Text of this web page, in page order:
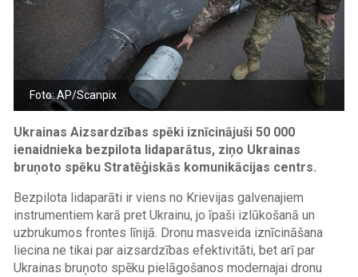
Foto: AP/Scanpix
Ukrainas Aizsardzības spēki iznīcinājuši 50 000
ienaidnieka bezpilota lidaparātus, ziņo Ukrainas
bruņoto spēku Stratēģiskās komunikācijas centrs.
Bezpilota lidaparāti ir viens no Krievijas galvenajiem
instrumentiem karā pret Ukrainu, jo īpaši izlūkošanā un
uzbrukumos frontes līnijā. Dronu masveida iznīcināšana
liecina ne tikai par aizsardzības efektivitāti, bet arī par
Ukrainas bruņoto spēku pielāgošanos modernajai dronu